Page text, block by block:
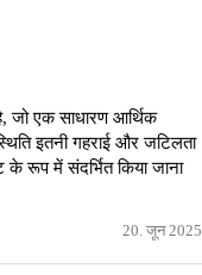
जो एक साधारण आर्थिक
इतनी गहराई और जटिलता
रूप में संदर्भित किया जाना
20. जून 2025